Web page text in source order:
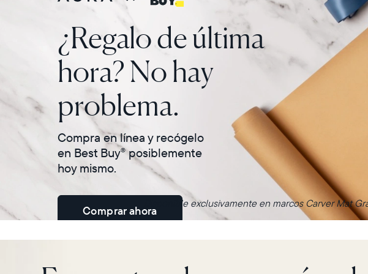
¿Regalo de última
hora? No hay
problema.
Compra en línea y recógelo
en Best Buy®posiblemente
hoy mismo.
Comprar ahora
Disponible exclusivamente en marcos Carver Mat